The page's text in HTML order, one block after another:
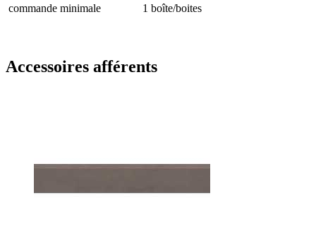
commande minimale
1 boîte/boites
Accessoires afférents